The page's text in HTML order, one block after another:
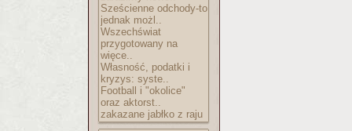
Sześcienne odchody-to
jednak możl..
Wszechświat
przygotowany na
więce..
Własność, podatki i
kryzys: syste..
Football i "okolice"
oraz aktorst..
zakazane jabłko z raju